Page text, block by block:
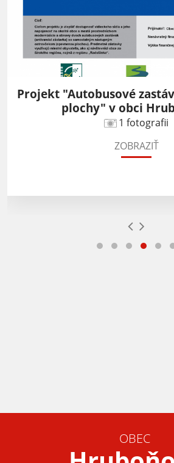
Projekt "Autobusové
plochy" v obci
1 fotografii
ZOBRAZIŤ
OBEC